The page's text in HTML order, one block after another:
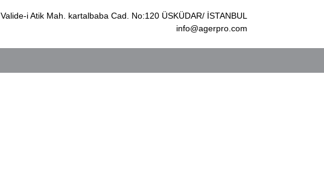
Valide-i Atik Mah. kartalbaba Cad. No:120 ÜSKÜDAR/ İSTANBUL
info@agerpro.com